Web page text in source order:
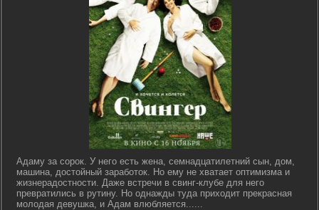
Адаму за сорок. У него есть жена, семнадцатилетний сын, дом,
машина, достойный заработок. Но ему не хватает оптимизма и
жизнерадостности. Даже встречи в свинг-клубе для него
превратились в рутину. Но однажды туда приходит прекрасная
молодая девушка, и Адам влюбляется......